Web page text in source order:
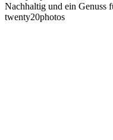
Nachhaltig und ein Genuss
twenty20photos